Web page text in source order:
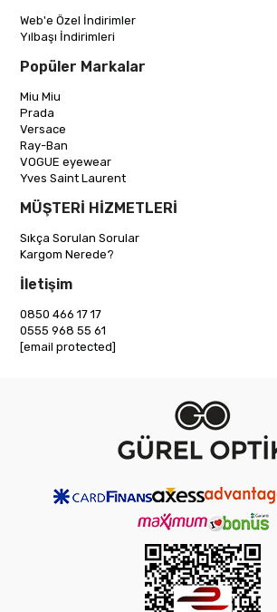
Web'e Özel İndirimler
Yılbaşı İndirimleri
Popüler Markalar
Miu Miu
Prada
Versace
Ray-Ban
VOGUE eyewear
Yves Saint Laurent
MÜŞTERİ HİZMETLERİ
Sıkça Sorulan Sorular
Kargom Nerede?
İletişim
0850 466 17 17
0555 968 55 61
[email protected]